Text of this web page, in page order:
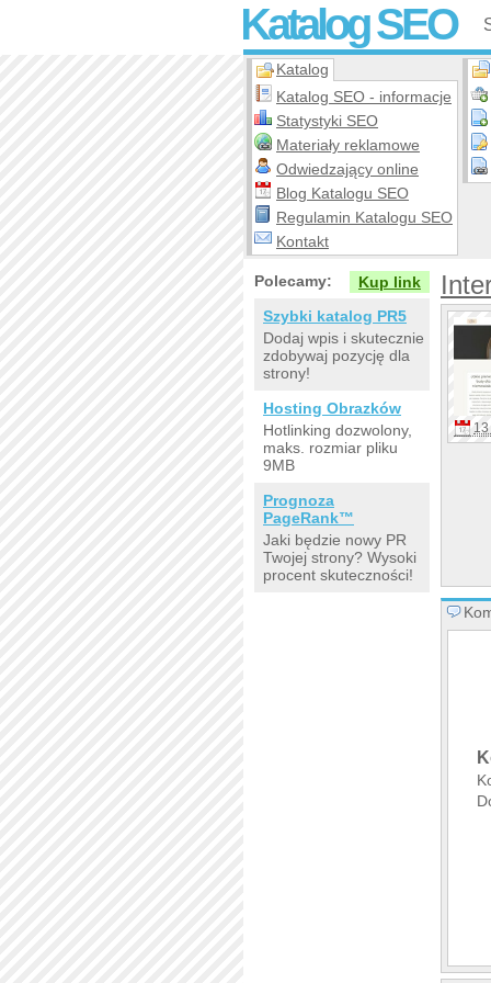
Katalog SEO
Katalog
Katalog SEO - informacje
Statystyki SEO
Materiały reklamowe
Odwiedzający online
Blog Katalogu SEO
Regulamin Katalogu SEO
Kontakt
13
Polecamy:
Kup link
Szybki katalog PR5
Dodaj wpis i skutecznie
zdobywaj pozycję dla
strony!
Hosting Obrazków
Hotlinking dozwolony,
maks. rozmiar pliku
9MB
Prognoza
PageRank™
Jaki będzie nowy PR
Twojej strony? Wysoki
procent skuteczności!